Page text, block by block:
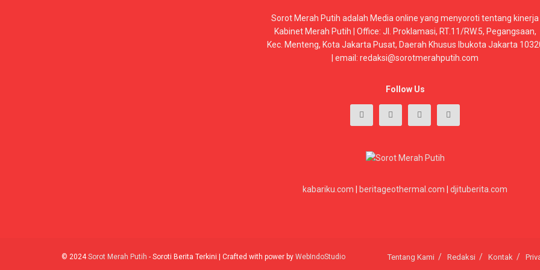
Sorot Merah Putih adalah Media online yang menyoroti tentang kinerja
Kabinet Merah Putih | Office: Jl. Proklamasi, RT.11/RW.5, Pegangsaan,
Kec. Menteng, Kota Jakarta Pusat, Daerah Khusus Ibukota Jakarta
| email: redaksi@sorotmerahputih.com
Follow Us
kabariku.com | beritageothermal.com | djituberita.com
Tentang Kami Redaksi Kontak
© 2024Sorot Merah Putih - Soroti Berita Terkini | Crafted with power by WebIndoStudio